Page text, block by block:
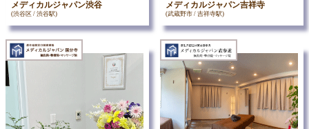
メディカルジャパン渋谷
(渋谷区 / 渋谷駅)
メディカルジャパン吉祥寺
(武蔵野市 / 吉祥寺駅)